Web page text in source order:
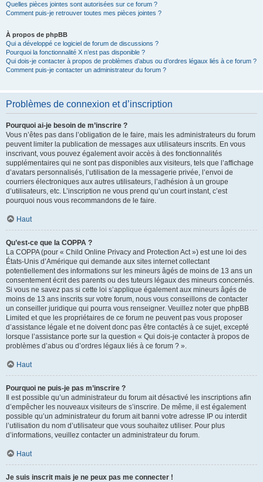
Quelles pièces jointes sont autorisées sur ce forum ?
Comment puis-je retrouver toutes mes pièces jointes ?
À propos de phpBB
Qui a développé ce logiciel de forum de discussions ?
Pourquoi la fonctionnalité X n’est pas disponible ?
Qui dois-je contacter à propos de problèmes d’abus ou d’ordres légaux liés à ce forum ?
Comment puis-je contacter un administrateur du forum ?
Problèmes de connexion et d’inscription
Pourquoi ai-je besoin de m’inscrire ?
Vous n’êtes pas dans l’obligation de le faire, mais les administrateurs du forum
peuvent limiter la publication de messages aux utilisateurs inscrits. En vous
inscrivant, vous pouvez également avoir accès à des fonctionnalités
supplémentaires qui ne sont pas disponibles aux visiteurs, tels que l’affichage
d’avatars personnalisés, l’utilisation de la messagerie privée, l’envoi de
courriers électroniques aux autres utilisateurs, l’adhésion à un groupe
d’utilisateurs, etc. L’inscription ne vous prend qu’un court instant, c’est
pourquoi nous vous recommandons de le faire.
Haut
Qu’est-ce que la COPPA ?
La COPPA (pour « Child Online Privacy and Protection Act ») est une loi des
États-Unis d’Amérique qui demande aux sites internet collectant
potentiellement des informations sur les mineurs âgés de moins de 13 ans un
consentement écrit des parents ou des tuteurs légaux des mineurs concernés.
Si vous ne savez pas si cette loi s’applique également aux mineurs âgés de
moins de 13 ans inscrits sur votre forum, nous vous conseillons de contacter
un conseiller juridique qui pourra vous renseigner. Veuillez noter que phpBB
Limited et que les propriétaires de ce forum ne peuvent pas vous proposer
d’assistance légale et ne doivent donc pas être contactés à ce sujet, excepté
lorsque l’assistance porte sur la question « Qui dois-je contacter à propos de
problèmes d’abus ou d’ordres légaux liés à ce forum ? ».
Haut
Pourquoi ne puis-je pas m’inscrire ?
Il est possible qu’un administrateur du forum ait désactivé les inscriptions afin
d’empêcher les nouveaux visiteurs de s’inscrire. De même, il est également
possible qu’un administrateur du forum ait banni votre adresse IP ou interdit
l’utilisation du nom d’utilisateur que vous souhaitez utiliser. Pour plus
d’informations, veuillez contacter un administrateur du forum.
Haut
Je suis inscrit mais je ne peux pas me connecter !